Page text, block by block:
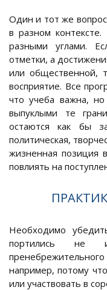
Один и тот же
в разном
разными углами.
отметки, а
или общественной,
восприятие. Все
что учеба важна,
выпуклыми те
остаются как бы
политическая,
жизненная позиция
повлиять на
Необходимо
портились не
например, потому
или участвовать в